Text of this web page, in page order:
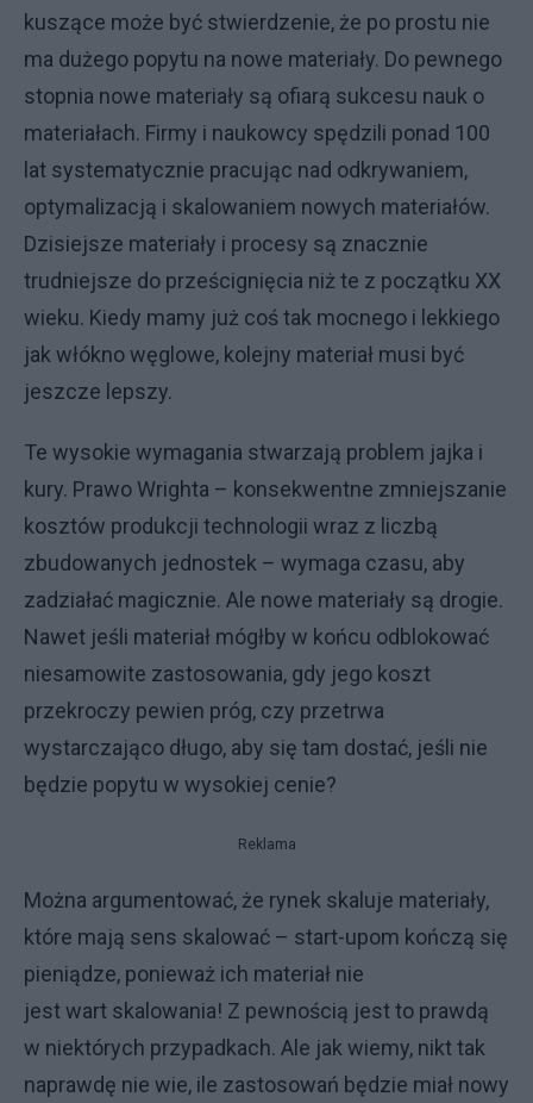
kuszące może być stwierdzenie, że po prostu nie
ma dużego popytu na nowe materiały. Do pewnego
stopnia nowe materiały są ofiarą sukcesu nauk o
materiałach. Firmy i naukowcy spędzili ponad 100
lat systematycznie pracując nad odkrywaniem,
optymalizacją i skalowaniem nowych materiałów.
Dzisiejsze materiały i procesy są znacznie
trudniejsze do prześcignięcia niż te z początku XX
wieku. Kiedy mamy już coś tak mocnego i lekkiego
jak włókno węglowe, kolejny materiał musi być
jeszcze lepszy.
Te wysokie wymagania stwarzają problem jajka i
kury. Prawo Wrighta – konsekwentne zmniejszanie
kosztów produkcji technologii wraz z liczbą
zbudowanych jednostek – wymaga czasu, aby
zadziałać magicznie. Ale nowe materiały są drogie.
Nawet jeśli materiał mógłby w końcu odblokować
niesamowite zastosowania, gdy jego koszt
przekroczy pewien próg, czy przetrwa
wystarczająco długo, aby się tam dostać, jeśli nie
będzie popytu w wysokiej cenie?
Reklama
Można argumentować, że rynek skaluje materiały,
które mają sens skalować – start-upom kończą się
pieniądze, ponieważ ich materiał nie
jest wart skalowania! Z pewnością jest to prawdą
w niektórych przypadkach. Ale jak wiemy, nikt tak
naprawdę nie wie, ile zastosowań będzie miał nowy